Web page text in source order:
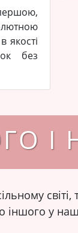
якості
без
І
світі,
іншого у